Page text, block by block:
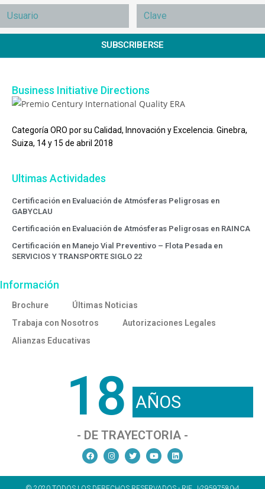
SUBSCRIBERSE
Business Initiative Directions
Categoría ORO por su Calidad, Innovación y Excelencia. Ginebra,
Suiza, 14 y 15 de abril 2018
Ultimas Actividades
Certificación en Evaluación de Atmósferas Peligrosas en
GABYCLAU
Certificación en Evaluación de Atmósferas Peligrosas en RAINCA
Certificación en Manejo Vial Preventivo – Flota Pesada en
SERVICIOS Y TRANSPORTE SIGLO 22
Información
Brochure
Últimas Noticias
Trabaja con Nosotros
Autorizaciones Legales
Alianzas Educativas
18 AÑOS
- DE TRAYECTORIA -